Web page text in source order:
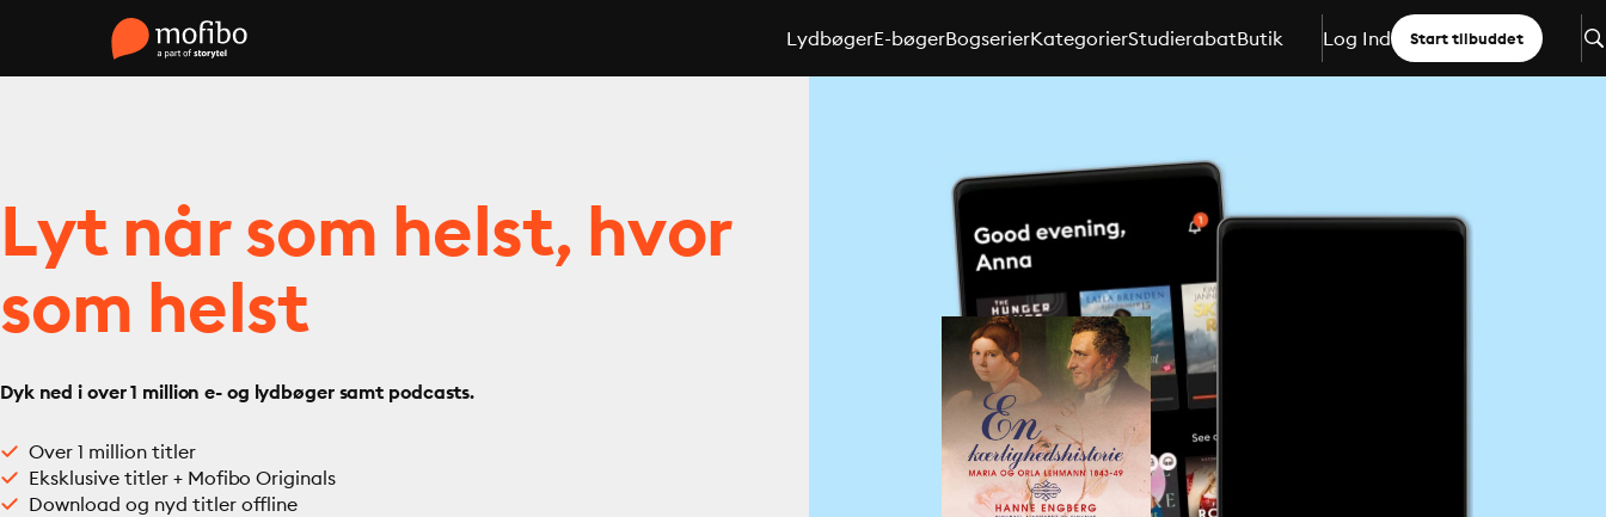
LydbøgerE-bøgerBogserierKategorierStudierabatButik Log Ind Start tilbuddet
Lyt når som helst, hvor
som helst
Dyk ned i over 1 million e- og lydbøger samt podcasts.
Over 1 million titler
Eksklusive titler + Mofibo Originals
Download og nyd titler offline